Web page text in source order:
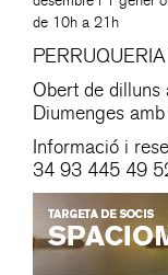
de 10h a 21h
Obert de dilluns
Diumenges
Informació i
34 93 445 49